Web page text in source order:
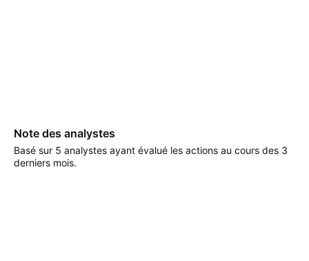
Note des analystes
Basé sur 5 analystes ayant évalué les actions au cours des 3
derniers mois.